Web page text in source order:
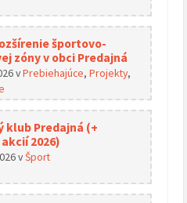
športovo-
zóny v obci Predajná
vPrebiehajúce, Projekty,
klub Predajná (+
2026)
vŠport